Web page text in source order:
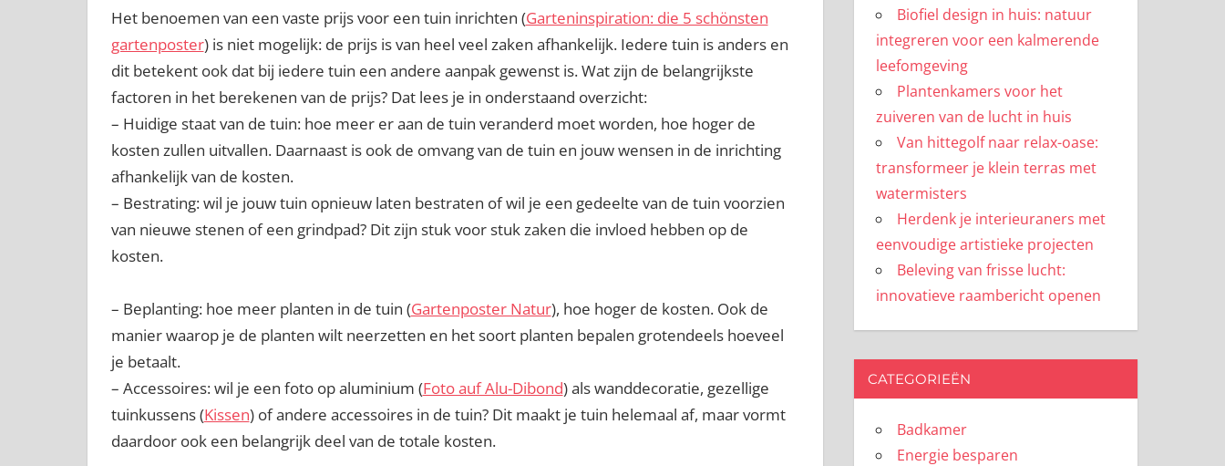
Het benoemen van een vaste prijs voor een tuin inrichten (Garteninspiration: die 5 schönsten
gartenposter) is niet mogelijk: de prijs is van heel veel zaken afhankelijk. Iedere tuin is anders en
dit betekent ook dat bij iedere tuin een andere aanpak gewenst is. Wat zijn de belangrijkste
factoren in het berekenen van de prijs? Dat lees je in onderstaand overzicht:
– Huidige staat van de tuin: hoe meer er aan de tuin veranderd moet worden, hoe hoger de
kosten zullen uitvallen. Daarnaast is ook de omvang van de tuin en jouw wensen in de inrichting
afhankelijk van de kosten.
– Bestrating: wil je jouw tuin opnieuw laten bestraten of wil je een gedeelte van de tuin voorzien
van nieuwe stenen of een grindpad? Dit zijn stuk voor stuk zaken die invloed hebben op de
kosten.
– Beplanting: hoe meer planten in de tuin (Gartenposter Natur), hoe hoger de kosten. Ook de
manier waarop je de planten wilt neerzetten en het soort planten bepalen grotendeels hoeveel
je betaalt.
– Accessoires: wil je een foto op aluminium (Foto auf Alu-Dibond) als wanddecoratie, gezellige
tuinkussens (Kissen) of andere accessoires in de tuin? Dit maakt je tuin helemaal af, maar vormt
daardoor ook een belangrijk deel van de totale kosten.
Biofiel design in huis: natuur
integreren voor een kalmerende
leefomgeving
Plantenkamers voor het
zuiveren van de lucht in huis
Van hittegolf naar relax-oase:
transformeer je klein terras met
watermisters
Herdenk je interieuraners met
eenvoudige artistieke projecten
Beleving van frisse lucht:
innovatieve raambericht openen
CATEGORIEËN
Badkamer
Energie besparen